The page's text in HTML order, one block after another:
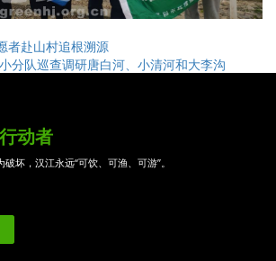
者赴山村追根溯源
分队巡查调研唐白河、小清河和大李沟
动者
坏，汉江永远“可饮、可渔、可游”。